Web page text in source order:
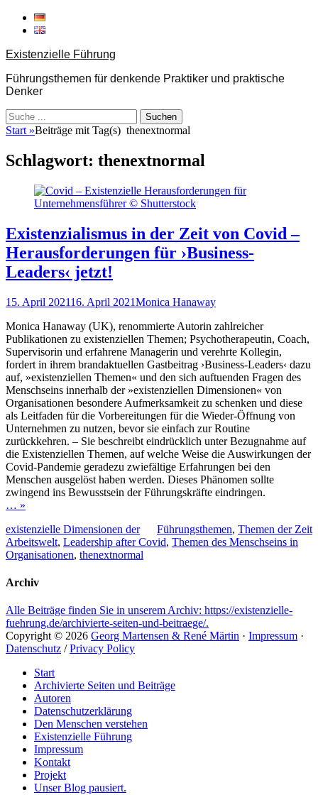
Weiter
zum
Existenzielle Führung
Führungsthemen für denkende Praktiker und praktische
Denker
Suche
nach:
Start »Beiträge mit Tag(s) thenextnormal
Schlagwort: thenextnormal
Existenzialismus in der Zeit von Covid –
Herausforderungen für ›Business‐​
Leaders‹ jetzt!
Veröffentlicht
15. April 202116. April 2021Autor
Monica Hanaway
Monica Hanaway (UK), renommierte Autorin zahlreicher
Publikationen zu existenziellen Themen; Psychotherapeutin, Coach,
Supervisorin und erfahrene Managerin und verehrte Kollegin,
fordert in ihrem brandaktuellen Gastbeitrag ›Business‐​Leaders‹ dazu
auf, »existenziellen Themen« und den sich auftuenden Fragen des
Menschseins innerhalb der »existenziellen Dimensionen« von
Organisationen besondere Aufmerksamkeit zu schenken und diese
als Leitfaden für die Vorbereitungen für die Wieder‐​Öffnung von
Unternehmen zu nutzen, bevor sie einfach zur Routine
zurückkehren. – Sie beschreibt eindrücklich unter Bezugnahme auf
die Existenziellen Themen, auf welche Weise die Auswirkungen der
Covid‐​Pandemie geradezu zwiefältige Erfahrungen bei den
Menschen ausgelöst haben werden. Dieses Phänomen sollte
zwingend ins Bewusstsein der Führungskräfte eindringen.
… »
Kategorien
Führungsthemen, Themen der Zeit
Tags
existenzielle Dimensionen der
Arbeitswelt, Leadership after Covid, Themen des Menschseins in
Organisationen, thenextnormal
Archiv
Alle Beiträge finden Sie in unserem Archiv: https://existenzielle-
fuehrung.de/archivierte-seiten-und-beitraege/.
Copyright © 2026 Georg Martensen & René Märtin · Impressum ·
Datenschutz /Privacy Policy
Start
Archivierte Seiten und Beiträge
Autoren
Datenschutzerklärung
Den Menschen verstehen
Existenzielle Führung
Impressum
Kontakt
Projekt
Unser Blog pausiert.